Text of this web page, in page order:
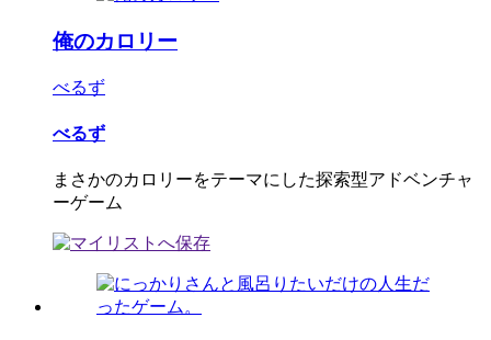
俺のカロリー
べるず
べるず
まさかのカロリーをテーマにした探索型アドベンチャ
ーゲーム